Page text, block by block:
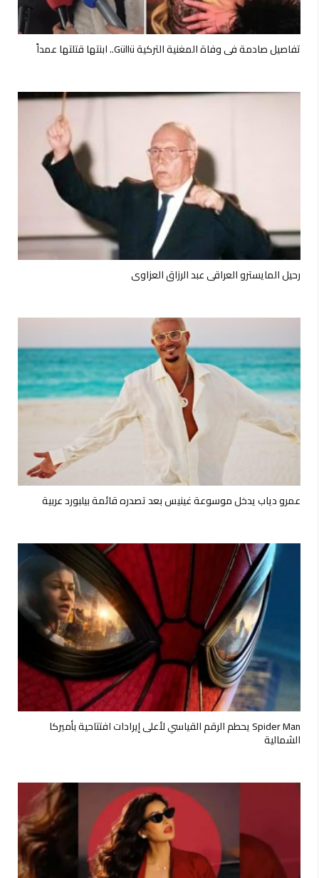
تفاصيل صادمة في وفاة المغنية التركية Güllü.. ابنتها قتلتها عمداً
رحيل المايسترو العراقي عبد الرزاق العزاوي
عمرو دياب يدخل موسوعة غينيس بعد تصدره قائمة بيلبورد عربية
Spider Man يحطم الرقم القياسي لأعلى إيرادات افتتاحية بأميركا
الشمالية